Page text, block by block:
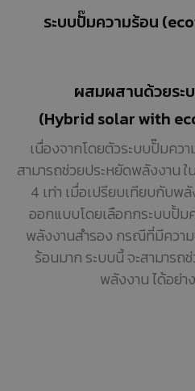
ระบบปั๊มความร้อน
ผสมผสานด้วยระ
(Hybrid solar with
เนื่องจากโดยตัวระบบปั๊มคว
สามารถช่วยประหยัดพลังงาน
4 เท่า เมื่อเปรียบเทียบกับพ
ออกแบบโดยเลือกกระบบปั้ม
พลังงานสำรอง กรณีที่มีความ
ร้อนมาก ระบบนี้ จะสามารถ
พลังงาน ได้อย่า